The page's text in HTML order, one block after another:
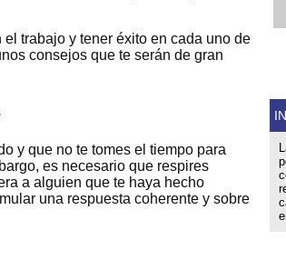
trabajo y tener éxito en cada uno de
consejos que te serán de gran
y que no te tomes el tiempo para
es necesario que respires
a alguien que te haya hecho
una respuesta coherente y sobre